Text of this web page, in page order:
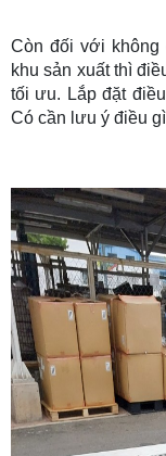
Còn đối với không
khu sản xuất thì
tối ưu. Lắp đặt
Có cần lưu ý điều